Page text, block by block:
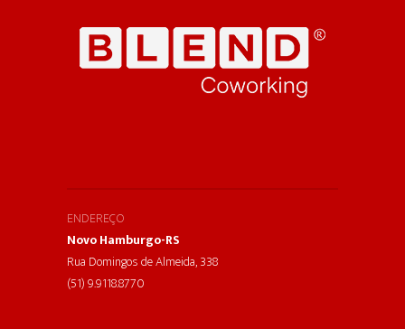
ENDEREÇO
Novo Hamburgo-RS
Rua Domingos de Almeida, 338
(51) 9.9118.8770